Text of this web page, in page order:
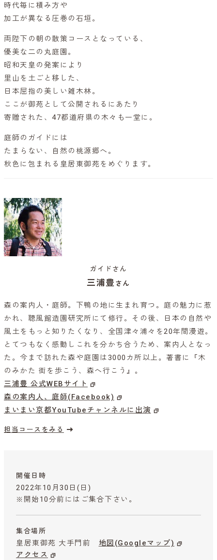
時代毎に積み方や
加工が異なる圧巻の石垣。
両陛下の朝の散策コースとなっている、
優美な二の丸庭園。
昭和天皇の発案により
里山を土ごと移した、
日本屈指の美しい雑木林。
ここが御苑として公開されるにあたり
寄贈された、47都道府県の木々も一堂に。
庭師のガイドには
たまらない、自然の桃源郷へ。
秋色に包まれる皇居東御苑をめぐります。
ガイドさん
三浦豊 さん
森の案内人・庭師。下鴨の地に生まれ育つ。庭の魅力に惹
かれ、聴風館造園研究所にて修行。その後、日本の自然や
風土をもっと知りたくなり、全国津々浦々を20年間漫遊。
とてつもなく感動しこれを分かち合うため、案内人となっ
た。今まで訪れた森や庭園は3000カ所以上。著書に『木
のみかた 街を歩こう、森へ行こう』。
三浦豊 公式WEBサイト
森の案内人、庭師(Facebook)
まいまい京都YouTubeチャンネルに出演
担当コースをみる
開催日時
2022年10月30日(日)
※開始10分前にはご集合下さい。
集合場所
皇居東御苑 大手門前 地図(Googleマップ)
アクセス